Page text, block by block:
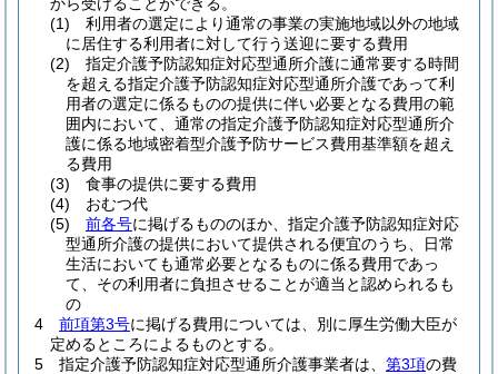
(1)
利用者の選定により通常の事業の実施地域以外の地域
に居住する利用者に対して行う送迎に要する費用
(2)
指定介護予防認知症対応型通所介護に通常要する時間
を超える指定介護予防認知症対応型通所介護であって利
用者の選定に係るものの提供に伴い必要となる費用の範
囲内において、通常の指定介護予防認知症対応型通所介
護に係る地域密着型介護予防サービス費用基準額を超え
る費用
(3)
食事の提供に要する費用
(4)
おむつ代
(5)
前各号に掲げるもののほか、指定介護予防認知症対応
型通所介護の提供において提供される便宜のうち、日常
生活においても通常必要となるものに係る費用であっ
て、その利用者に負担させることが適当と認められるも
の
4
前項第3号に掲げる費用については、別に厚生労働大臣が
定めるところによるものとする。
5
指定介護予防認知症対応型通所介護事業者は、 第3項の費